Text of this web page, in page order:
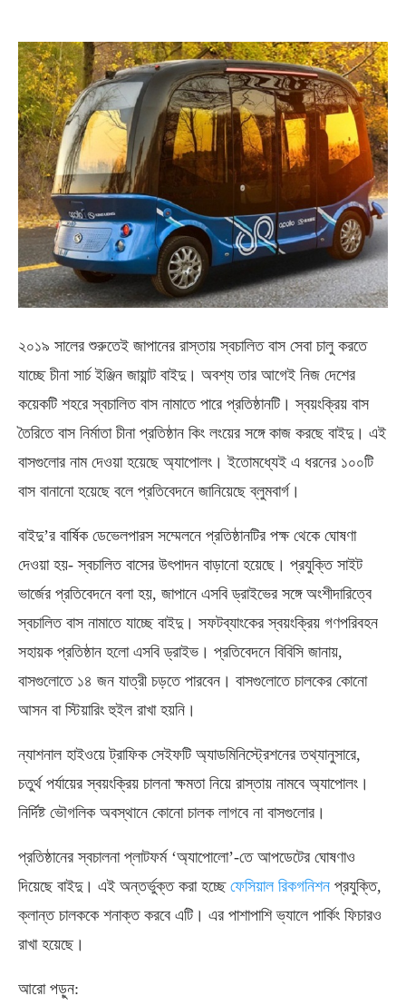
২০১৯ সালের শুরুতেই জাপানের রাস্তায় স্বচালিত বাস সেবা চালু করতে
যাচ্ছে চীনা সার্চ ইঞ্জিন জায়ান্ট বাইদু। অবশ্য তার আগেই নিজ দেশের
কয়েকটি শহরে স্বচালিত বাস নামাতে পারে প্রতিষ্ঠানটি। স্বয়ংক্রিয় বাস
তৈরিতে বাস নির্মাতা চীনা প্রতিষ্ঠান কিং লংয়ের সঙ্গে কাজ করছে বাইদু। এই
বাসগুলোর নাম দেওয়া হয়েছে অ্যাপোলং। ইতোমধ্যেই এ ধরনের ১০০টি
বাস বানানো হয়েছে বলে প্রতিবেদনে জানিয়েছে ব্লুমবার্গ।
বাইদু’র বার্ষিক ডেভেলপারস সম্মেলনে প্রতিষ্ঠানটির পক্ষ থেকে ঘোষণা
দেওয়া হয়- স্বচালিত বাসের উৎপাদন বাড়ানো হয়েছে। প্রযুক্তি সাইট
ভার্জের প্রতিবেদনে বলা হয়, জাপানে এসবি ড্রাইভের সঙ্গে অংশীদারিত্বে
স্বচালিত বাস নামাতে যাচ্ছে বাইদু। সফটব্যাংকের স্বয়ংক্রিয় গণপরিবহন
সহায়ক প্রতিষ্ঠান হলো এসবি ড্রাইভ। প্রতিবেদনে বিবিসি জানায়,
বাসগুলোতে ১৪ জন যাত্রী চড়তে পারবেন। বাসগুলোতে চালকের কোনো
আসন বা স্টিয়ারিং হুইল রাখা হয়নি।
ন্যাশনাল হাইওয়ে ট্রাফিক সেইফটি অ্যাডমিনিস্ট্রেশনের তথ্যানুসারে,
চতুর্থ পর্যায়ের স্বয়ংক্রিয় চালনা ক্ষমতা নিয়ে রাস্তায় নামবে অ্যাপোলং।
নির্দিষ্ট ভৌগলিক অবস্থানে কোনো চালক লাগবে না বাসগুলোর।
প্রতিষ্ঠানের স্বচালনা প্লাটফর্ম ‘অ্যাপোলো’-তে আপডেটের ঘোষণাও
দিয়েছে বাইদু। এই অন্তর্ভুক্ত করা হচ্ছে ফেসিয়াল রিকগনিশন প্রযুক্তি,
ক্লান্ত চালককে শনাক্ত করবে এটি। এর পাশাপাশি ভ্যালে পার্কিং ফিচারও
রাখা হয়েছে।
আরো পড়ুন: